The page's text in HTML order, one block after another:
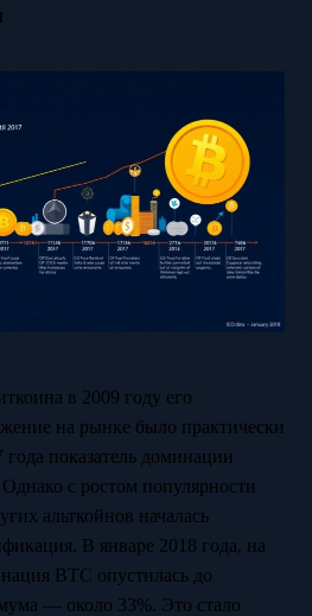
в 2009 году его
на рынке было практически
показатель доминации
с ростом популярности
альткойнов началась
В январе 2018 года, на
BTC опустилась до
— около 33%. Это стало